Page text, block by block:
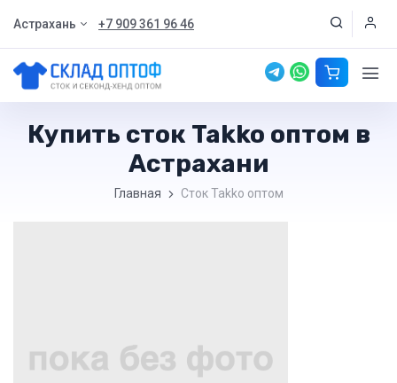
Астрахань +7 909 361 96 46
Купить сток Takko оптом в
Астрахани
Главная Сток Takko оптом